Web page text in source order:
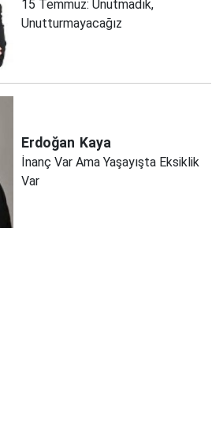
15 Temmuz: Unutmadık,
Unutturmayacağız
Erdoğan Kaya
İnanç Var Ama Yaşayışta Eksiklik
Var